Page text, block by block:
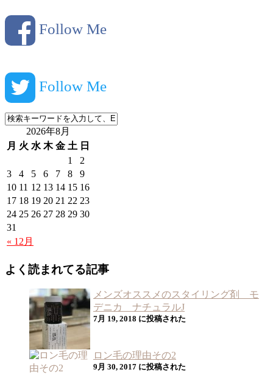
Follow Me
Follow Me
2026年8月
月 火 水 木 金 土 日
« 12月
1
2
3
4 5 6 7 8
9
10 11 12 13 14 15 16
17 18 19 20 21 22 23
24 25 26 27 28 29 30
31
よく読まれてる記事
メンズオススメのスタイリング剤 モ
デニカ ナチュラルJ
7月 19, 2018 に投稿された
ロン毛の理由その2
9月 30, 2017 に投稿された